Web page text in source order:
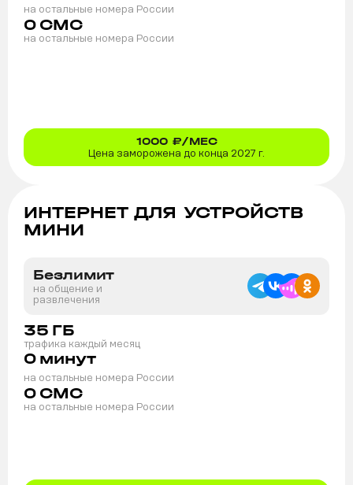
на остальные номера России
0 СМС
на остальные номера России
1000 ₽/МЕС
Цена заморожена до конца 2027 г.
ИНТЕРНЕТ ДЛЯ УСТРОЙСТВ
МИНИ
Безлимит
на общение и
развлечения
35 ГБ
трафика каждый месяц
0 минут
на остальные номера России
0 СМС
на остальные номера России